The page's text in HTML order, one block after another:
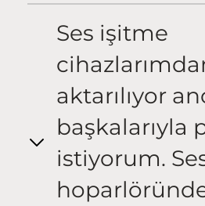
Ses işitme
aktarılıyor
başkalarıyla
istiyorum.